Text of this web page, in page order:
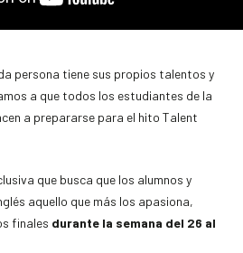
persona tiene sus propios talentos y
a que todos los estudiantes de la
a prepararse para el hito Talent
que busca que los alumnos y
aquello que más los apasiona,
finales durante la semana del 26 al